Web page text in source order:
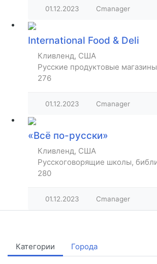
01.12.2023 Cmanager
International Food & Deli
Кливленд, США
Русские продуктовые магазины
276
01.12.2023 Cmanager
«Всё по-русски»
Кливленд, США
Русскоговорящие школы,
280
01.12.2023 Cmanager
Категории Города